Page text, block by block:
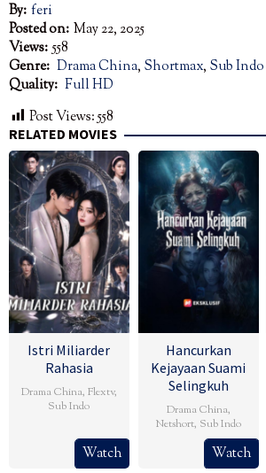
By: feri
Posted on: May 22, 2025
Views: 558
Genre: Drama China, Shortmax, Sub Indo
Quality: Full HD
Post Views:558
RELATED MOVIES
Istri Miliarder
Rahasia
Drama China, Flextv,
Sub Indo
Watch
Hancurkan
Kejayaan Suami
Selingkuh
Drama China,
Netshort, Sub Indo
Watch